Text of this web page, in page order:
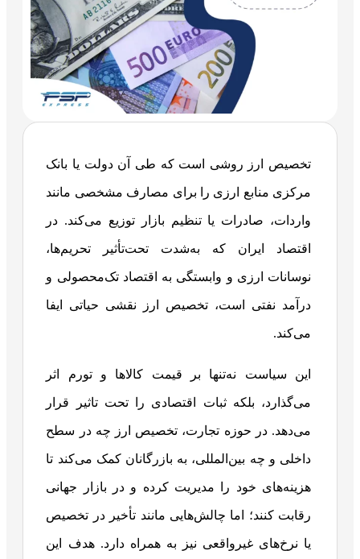
تخصیص ارز روشی است که طی آن دولت یا بانک
مرکزی منابع ارزی را برای مصارف مشخصی مانند
واردات، صادرات یا تنظیم بازار توزیع می‌کند. در
اقتصاد ایران که به‌شدت تحت‌تأثیر تحریم‌ها،
نوسانات ارزی و وابستگی به اقتصاد تک‌محصولی و
درآمد نفتی است، تخصیص ارز نقشی حیاتی ایفا
می‌کند.
این سیاست نه‌تنها بر قیمت کالاها و تورم اثر
می‌گذارد، بلکه ثبات اقتصادی را تحت تاثیر قرار
می‌دهد. در حوزه تجارت، تخصیص ارز چه در سطح
داخلی و چه بین‌المللی، به بازرگانان کمک می‌کند تا
هزینه‌های خود را مدیریت کرده و در بازار جهانی
رقابت کنند؛ اما چالش‌هایی مانند تأخیر در تخصیص
یا نرخ‌های غیرواقعی نیز به همراه دارد. هدف این